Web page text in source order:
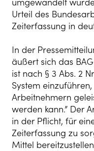
Urteil des
Zeiterfassung in
In der
äußert sich das
ist nach § 3 Abs. 2
System
Arbeitnehmern
werden kann.” Der
in der Pflicht, für
Zeiterfassung zu
Mittel